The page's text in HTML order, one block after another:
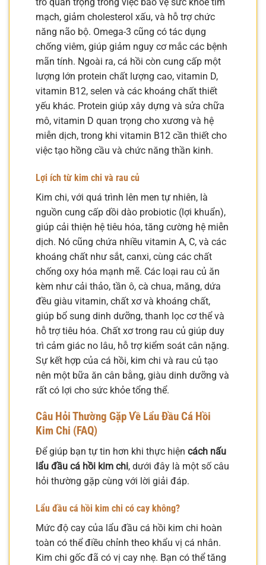
mạch, giảm cholesterol xấu, và hỗ trợ chức
năng não bộ. Omega-3 cũng có tác dụng
chống viêm, giúp giảm nguy cơ mắc các bệnh
mãn tính. Ngoài ra, cá hồi còn cung cấp một
lượng lớn protein chất lượng cao, vitamin D,
vitamin B12, selen và các khoáng chất thiết
yếu khác. Protein giúp xây dựng và sửa chữa
mô, vitamin D quan trọng cho xương và hệ
miễn dịch, trong khi vitamin B12 cần thiết cho
việc tạo hồng cầu và chức năng thần kinh.
Lợi ích từ kim chi và rau củ
Kim chi, với quá trình lên men tự nhiên, là
nguồn cung cấp dồi dào probiotic (lợi khuẩn),
giúp cải thiện hệ tiêu hóa, tăng cường hệ miễn
dịch. Nó cũng chứa nhiều vitamin A, C, và các
khoáng chất như sắt, canxi, cùng các chất
chống oxy hóa mạnh mẽ. Các loại rau củ ăn
kèm như cải thảo, tần ô, cà chua, măng, dứa
đều giàu vitamin, chất xơ và khoáng chất,
giúp bổ sung dinh dưỡng, thanh lọc cơ thể và
hỗ trợ tiêu hóa. Chất xơ trong rau củ giúp duy
trì cảm giác no lâu, hỗ trợ kiểm soát cân nặng.
Sự kết hợp của cá hồi, kim chi và rau củ tạo
nên một bữa ăn cân bằng, giàu dinh dưỡng và
rất có lợi cho sức khỏe tổng thể.
Câu Hỏi Thường Gặp Về Lẩu Đầu Cá Hồi
Kim Chi (FAQ)
Để giúp bạn tự tin hơn khi thực hiện cách nấu
lẩu đầu cá hồi kim chi, dưới đây là một số câu
hỏi thường gặp cùng với lời giải đáp.
Lẩu đầu cá hồi kim chi có cay không?
Mức độ cay của lẩu đầu cá hồi kim chi hoàn
toàn có thể điều chỉnh theo khẩu vị cá nhân.
Kim chi gốc đã có vị cay nhẹ. Bạn có thể tăng